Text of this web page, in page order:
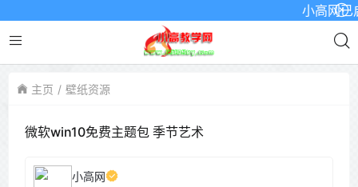
小高网已
主页 壁纸资源
微软win10免费主题包 季节艺术
小高网